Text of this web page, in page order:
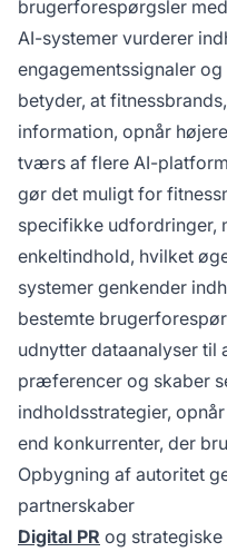
brugerforespørgsler
AI-systemer vurderer
engagementssignaler
betyder, at
information, opnår
tværs af flere AI-
gør det muligt for
specifikke udfordringer,
enkeltindhold, hvilket
systemer genkender
bestemte
udnytter dataanalyser til
præferencer og skaber
indholdsstrategier,
end konkurrenter, der
Opbygning af autoritet
partnerskaber
Digital PR og